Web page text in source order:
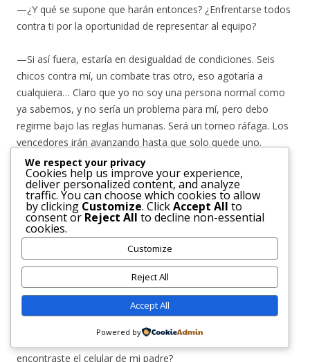
—¿Y qué se supone que harán entonces? ¿Enfrentarse todos
contra ti por la oportunidad de representar al equipo?
—Si así fuera, estaría en desigualdad de condiciones. Seis
chicos contra mí, un combate tras otro, eso agotaría a
cualquiera… Claro que yo no soy una persona normal como
ya sabemos, y no sería un problema para mí, pero debo
regirme bajo las reglas humanas. Será un torneo ráfaga. Los
vencedores irán avanzando hasta que solo quede uno.
—¿O sea que me puse el traje de adorno porque hoy los
nuevos no haremos nada?
—No te preocupes, estoy seguro de que el entrenador
hallará algo que hacer para ustedes —aseguró él con una
sonrisa. Ella decidió aprovechar el momento para manifestar
la duda que había estado carcomiéndole desde el día
anterior.
—Me preguntaba si… —comenzó ella y Demian la miró con
curiosidad—… ¿recordarías tal vez el lugar exacto donde
encontraste el celular de mi padre?
We respect your privacy
Cookies help us improve your experience,
deliver personalized content, and analyze
traffic. You can choose which cookies to allow
by clicking Customize. ClickAccept All to
consent or Reject All to decline non-essential
cookies.
Customize
Reject All
Accept All
Powered by